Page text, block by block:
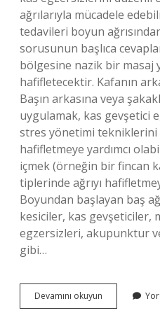
ağrılarıyla mücadele
tedavileri boyun
sorusunun başlıca
bölgesine nazik bir masaj
hafifletecektir. Kafanın
Başın arkasına veya
uygulamak, kas gevşetici
stres yönetimi tekniklerini
hafifletmeye yardımcı
içmek (örneğin bir fincan
tiplerinde ağrıyı
Boyundan başlayan baş
kesiciler, kas gevşeticiler,
egzersizleri, akupunktur
gibi…
Devamını okuyun Enseden
Gelen